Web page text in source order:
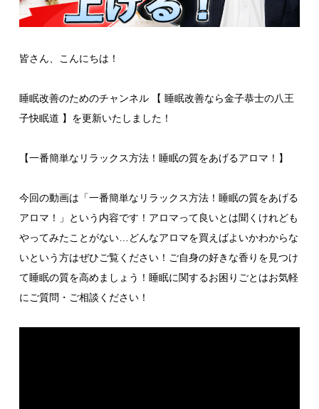
皆さん、こんにちは！
睡眠改善のためのチャンネル 【 睡眠改善なら金子恭士の八王
子快眠道 】を更新いたしました！
【一番簡単なリラックス方法！睡眠の質をあげるアロマ！】
今回の動画は「一番簡単なリラックス方法！睡眠の質をあげる
アロマ！」という内容です！アロマって良いとは聞くけれども
やってみたことがない…どんなアロマを買えばよいかわからな
いという方はぜひご覧ください！ご自身の好きな香りを見つけ
て睡眠の質を高めましょう！睡眠に関するお困りごとはお気軽
にご質問・ご相談ください！